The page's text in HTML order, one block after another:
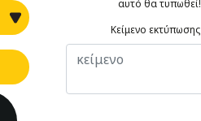
αυτό θα τυπωθεί!
Κείμενο εκτύπωσης